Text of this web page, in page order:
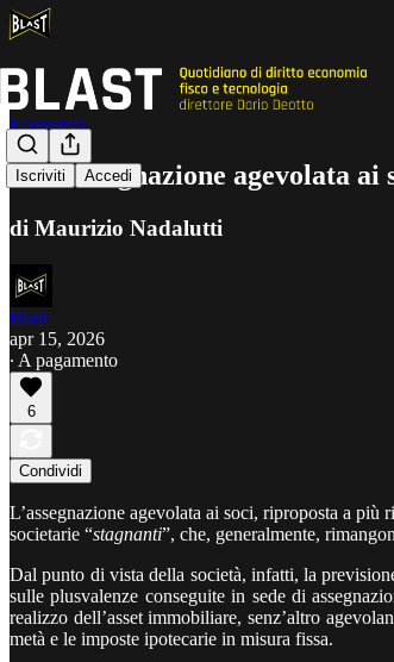
Iscriviti Accedi
Economia
Nell’assegnazione agevolata
di Maurizio Nadalutti
Blast
apr 15, 2026
∙ A pagamento
6
Condividi
L’assegnazione agevolata ai soci, riproposta a
societarie “stagnanti”, che, generalmente,
Dal punto di vista della società, infatti, la
sulle plusvalenze conseguite in sede di
realizzo dell’asset immobiliare, senz’altro
metà e le imposte ipotecarie in misura fissa.